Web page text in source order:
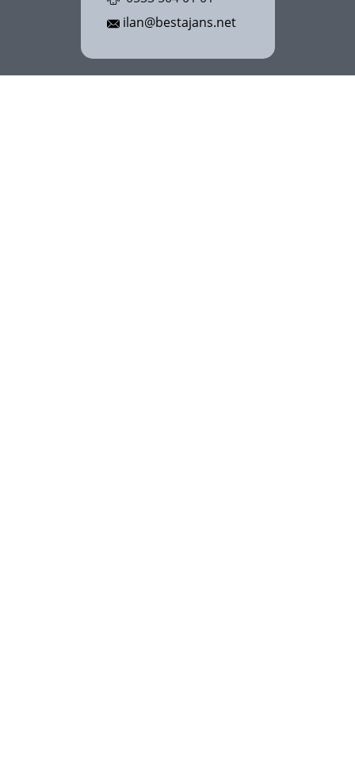
ilan@bestajans.net